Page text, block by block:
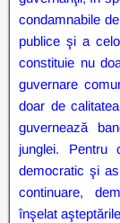
condamnabile
publice şi a
constituie nu
guvernare
doar de
guvernează
junglei. Pentru
democratic şi
continuare,
înşelat